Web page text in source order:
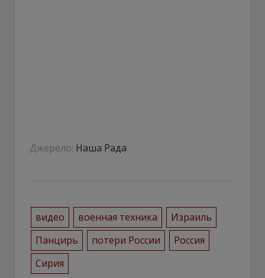
Джерело: Наша Рада
видео военная техника
Израиль
Панцирь
потери России
Россия
Сирия